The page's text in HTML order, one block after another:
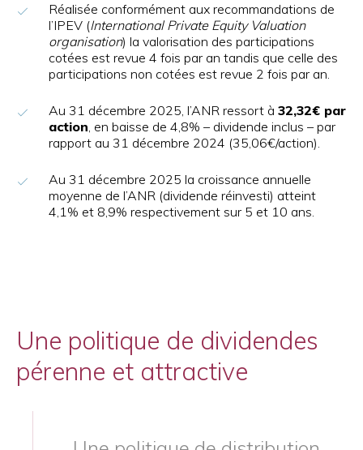
Réalisée conformément aux recommandations de
l’IPEV (International Private Equity Valuation
organisation) la valorisation des participations
cotées est revue 4 fois par an tandis que celle des
participations non cotées est revue 2 fois par an.
Au 31 décembre 2025, l’ANR ressort à 32,32€ par
action, en baisse de 4,8% – dividende inclus – par
rapport au 31 décembre 2024 (35,06€/action).
Au 31 décembre 2025 la croissance annuelle
moyenne de l’ANR (dividende réinvesti) atteint
4,1% et 8,9% respectivement sur 5 et 10 ans.
Une politique de dividendes
pérenne et attractive